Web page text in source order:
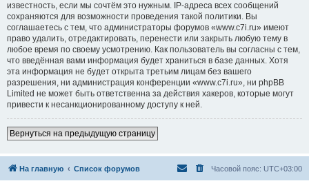
известность, если мы сочтём это нужным. IP-адреса всех сообщений
сохраняются для возможности проведения такой политики. Вы
соглашаетесь с тем, что администраторы форумов «www.c7i.ru» имеют
право удалить, отредактировать, перенести или закрыть любую тему в
любое время по своему усмотрению. Как пользователь вы согласны с тем,
что введённая вами информация будет храниться в базе данных. Хотя
эта информация не будет открыта третьим лицам без вашего
разрешения, ни администрация конференции «www.c7i.ru», ни phpBB
Limited не может быть ответственна за действия хакеров, которые могут
привести к несанкционированному доступу к ней.
Вернуться на предыдущую страницу
На главную Список форумов Часовой пояс: UTC+03:00